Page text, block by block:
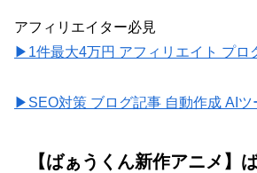
アフィリエイター必見
▶1件最大4万円 アフィリエイト プロ
▶SEO対策 ブログ記事 自動作成 AIツ
【ばぁうくん新作アニメ】